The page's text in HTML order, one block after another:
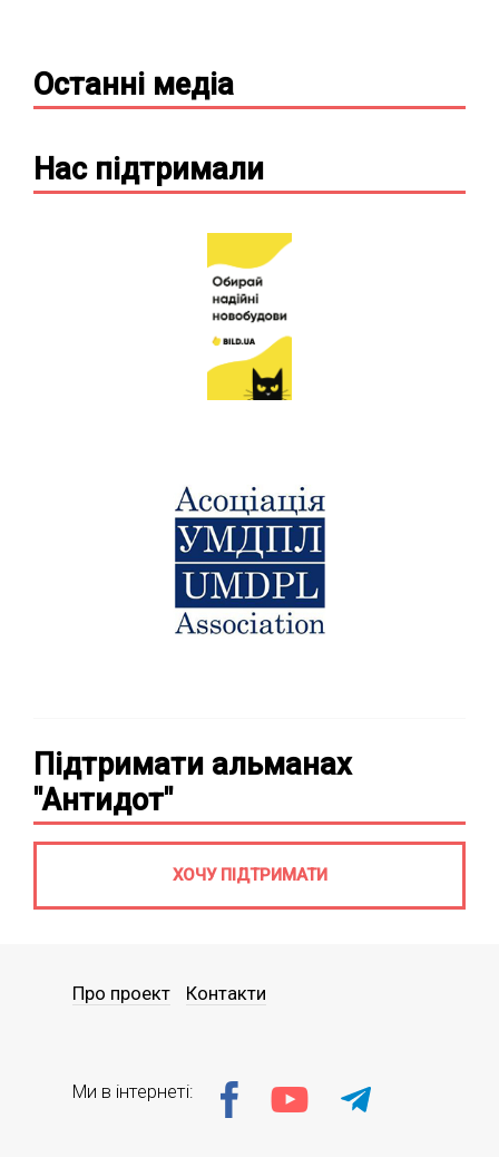
Останні медіа
Нас підтримали
Підтримати альманах
"Антидот"
ХОЧУ ПІДТРИМАТИ
Про проект Контакти
Ми в інтернеті: